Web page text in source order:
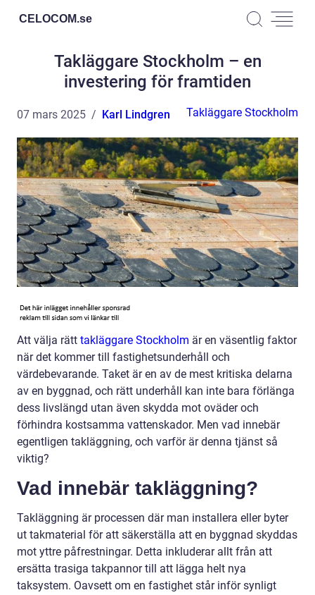
CELOCOM.se
Takläggare Stockholm – en
investering för framtiden
07 mars 2025 Karl Lindgren Takläggare Stockholm
Att välja rätt takläggare Stockholm är en väsentlig faktor
när det kommer till fastighetsunderhåll och
värdebevarande. Taket är en av de mest kritiska delarna
av en byggnad, och rätt underhåll kan inte bara förlänga
dess livslängd utan även skydda mot oväder och
förhindra kostsamma vattenskador. Men vad innebär
egentligen takläggning, och varför är denna tjänst så
viktig?
Vad innebär takläggning?
Takläggning är processen där man installera eller byter
ut takmaterial för att säkerställa att en byggnad skyddas
mot yttre påfrestningar. Detta inkluderar allt från att
ersätta trasiga takpannor till att lägga helt nya
taksystem. Oavsett om en fastighet står inför synligt